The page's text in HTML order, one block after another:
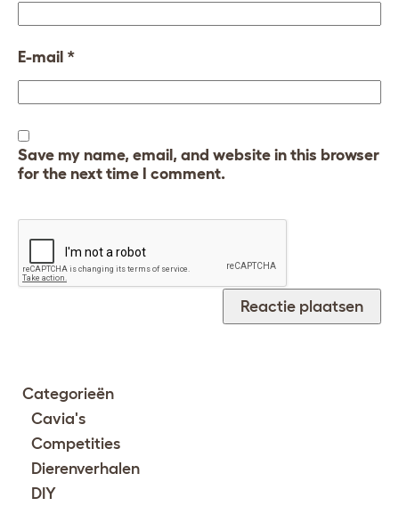
E-mail *
Save my name, email, and website in this browser
for the next time I comment.
Categorieën
Cavia's
Competities
Dierenverhalen
DIY